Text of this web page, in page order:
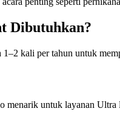
Dibutuhkan?
kali per tahun untuk
untuk layanan Ultra